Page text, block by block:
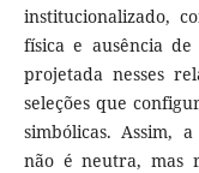
institucionalizado,
física e ausência
projetada nesses
seleções que
simbólicas. Assim,
não é neutra, mas